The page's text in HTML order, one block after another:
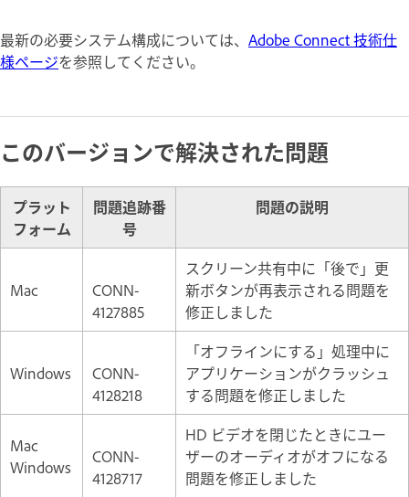
最新の必要システム構成については、 Adobe Connect 技術仕
様ページを参照してください。
このバージョンで解決された問題
プラット
フォーム
問題追跡番
号
問題の説明
Mac
CONN-
4127885
スクリーン共有中に「後で」更
新ボタンが再表示される問題を
修正しました
Windows
CONN-
4128218
「オフラインにする」処理中に
アプリケーションがクラッシュ
する問題を修正しました
Mac
Windows
CONN-
4128717
HD ビデオを閉じたときにユー
ザーのオーディオがオフになる
問題を修正しました